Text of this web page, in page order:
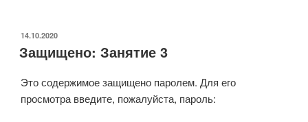
ОПУБЛИКОВАНО
14.10.2020
Защищено: Занятие 3
Это содержимое защищено паролем. Для его
просмотра введите, пожалуйста, пароль: